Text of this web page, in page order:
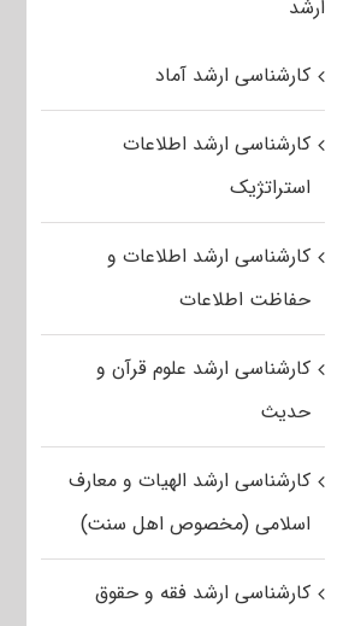
ارشد
کارشناسی ارشد آماد
کارشناسی ارشد اطلاعات
استراتژیک
کارشناسی ارشد اطلاعات و
حفاظت اطلاعات
کارشناسی ارشد علوم قرآن و
حدیث
کارشناسی ارشد الهیات و معارف
اسلامی (مخصوص اهل سنت)
کارشناسی ارشد فقه و حقوق